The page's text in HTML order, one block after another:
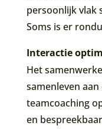
persoonlijk vlak
Soms is er
Interactie
Het
samenleven
teamcoaching
en